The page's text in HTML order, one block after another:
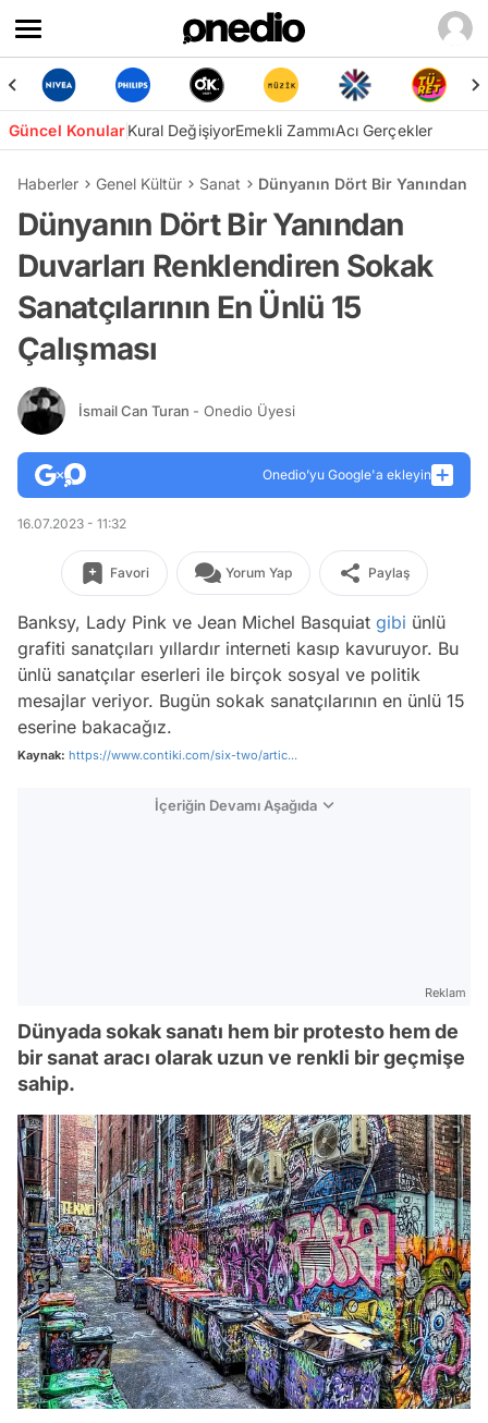
Güncel KonularKural DeğişiyorEmekli ZammıAcı Gerçekler
Haberler Genel Kültür Sanat Dünyanın Dört Bir Yanından
Dünyanın Dört Bir Yanından
Duvarları Renklendiren Sokak
Sanatçılarının En Ünlü 15
Çalışması
İsmail Can Turan - Onedio Üyesi
Onedio’yu Google'a ekleyin
16.07.2023 - 11:32
Favori Yorum Yap Paylaş
Banksy, Lady Pink ve Jean Michel Basquiat gibi ünlü
grafiti sanatçıları yıllardır interneti kasıp kavuruyor. Bu
ünlü sanatçılar eserleri ile birçok sosyal ve politik
mesajlar veriyor. Bugün sokak sanatçılarının en ünlü 15
eserine bakacağız.
Kaynak: https://www.contiki.com/six-two/artic...
İçeriğin Devamı Aşağıda
Reklam
Dünyada sokak sanatı hem bir protesto hem de
bir sanat aracı olarak uzun ve renkli bir geçmişe
sahip.